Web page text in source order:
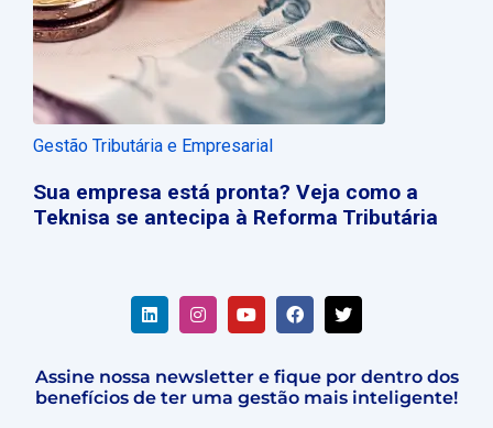
Gestão Tributária e Empresarial
Sua empresa está pronta? Veja como a
Teknisa se antecipa à Reforma Tributária
Assine nossa newsletter e fique por dentro dos
benefícios de ter uma gestão mais inteligente!